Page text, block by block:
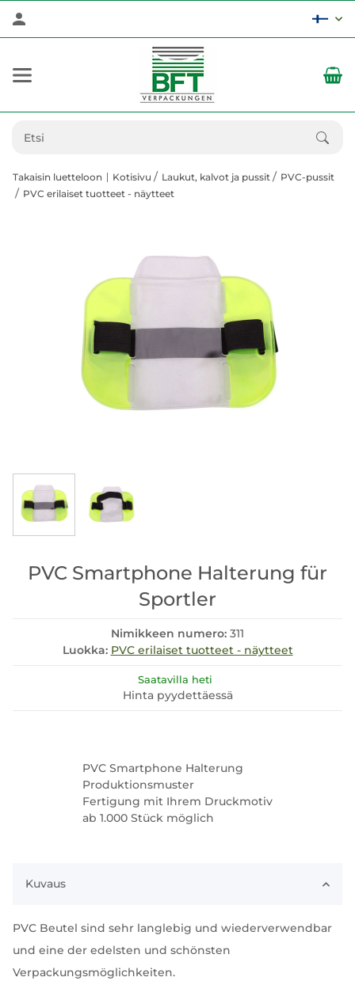
Takaisin luetteloon Kotisivu Laukut, kalvot ja pussit
PVC-pussit
PVC erilaiset tuotteet - näytteet
PVC Smartphone Halterung
Produktionsmuster
Fertigung mit Ihrem Druckmotiv
ab 1.000 Stück möglich
PVC Smartphone Halterung für
Sportler
Nimikkeen numero: 311
Luokka: PVC erilaiset tuotteet - näytteet
Saatavilla heti
Hinta pyydettäessä
Kuvaus
PVC Beutel sind sehr langlebig und wiederverwendbar
und eine der edelsten und schönsten
Verpackungsmöglichkeiten.